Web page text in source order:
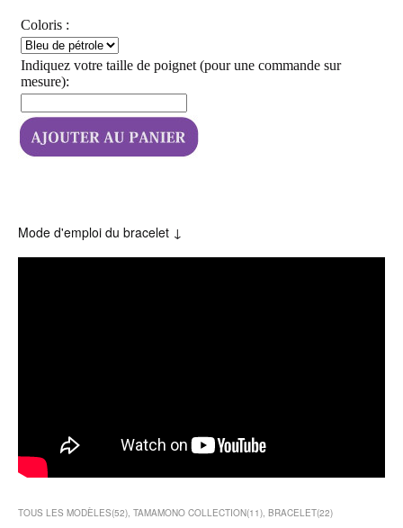
Mode d'emploi du bracelet ↓
TOUS LES MODÈLES(52) TAMAMONO COLLECTION(11) BRACELET(22)